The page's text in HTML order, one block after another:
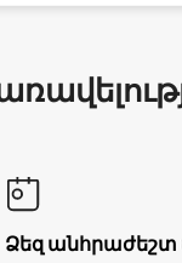
Ձեզ անհրաժեշտ